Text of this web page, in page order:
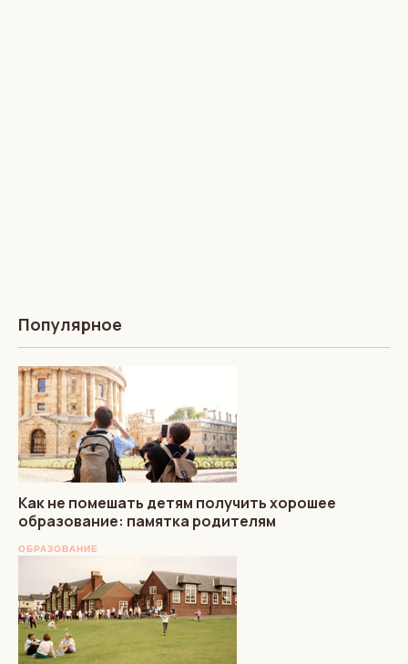
Популярное
Как не помешать детям получить хорошее
образование: памятка родителям
ОБРАЗОВАНИЕ